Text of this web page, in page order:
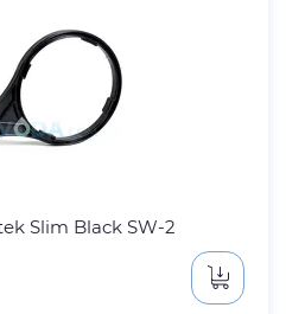
Slim Black SW-2